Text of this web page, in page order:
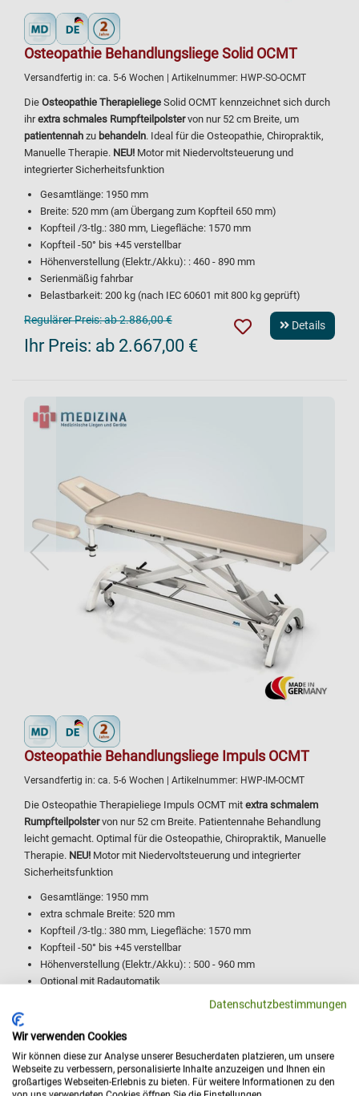
Osteopathie Behandlungsliege Solid OCMT
Versandfertig in: ca. 5-6 Wochen | Artikelnummer: HWP-SO-OCMT
Die Osteopathie Therapieliege Solid OCMT kennzeichnet sich durch
ihrextra schmales Rumpfteilpolstervon nur 52 cm Breite, um
patientennah zu behandeln. Ideal für die Osteopathie, Chiropraktik,
Manuelle Therapie. NEU! Motor mit Niedervoltsteuerung und
integrierter Sicherheitsfunktion
Gesamtlänge: 1950 mm
Breite: 520 mm (am Übergang zum Kopfteil 650 mm)
Kopfteil /3-tlg.: 380 mm, Liegefläche: 1570 mm
Kopfteil -50° bis +45 verstellbar
Höhenverstellung (Elektr./Akku): : 460 - 890 mm
Serienmäßig fahrbar
Belastbarkeit: 200 kg (nach IEC 60601 mit 800 kg geprüft)
Regulärer Preis:ab 2.886,00 €
Ihr Preis: ab 2.667,00 €
Details
Osteopathie Behandlungsliege Impuls OCMT
Versandfertig in: ca. 5-6 Wochen | Artikelnummer: HWP-IM-OCMT
Die Osteopathie Therapieliege Impuls OCMT mit extra schmalem
Rumpfteilpolstervon nur 52 cm Breite. Patientennahe Behandlung
leicht gemacht. Optimal für die Osteopathie, Chiropraktik, Manuelle
Therapie. NEU! Motor mit Niedervoltsteuerung und integrierter
Sicherheitsfunktion
Gesamtlänge: 1950 mm
extra schmale Breite: 520 mm
Kopfteil /3-tlg.: 380 mm, Liegefläche: 1570 mm
Kopfteil -50° bis +45 verstellbar
Höhenverstellung (Elektr./Akku): : 500 - 960 mm
Optional mit Radautomatik
Belastbarkeit: 200 kg (nach IEC 60601 mit 800 kg geprüft)
Ihr Preis:ab 2.849,00 €
Datenschutzbestimmungen
Wir verwenden Cookies
Wir können diese zur Analyse unserer Besucherdaten platzieren, um unsere
Webseite zu verbessern, personalisierte Inhalte anzuzeigen und Ihnen ein
großartiges Webseiten-Erlebnis zu bieten. Für weitere Informationen zu den